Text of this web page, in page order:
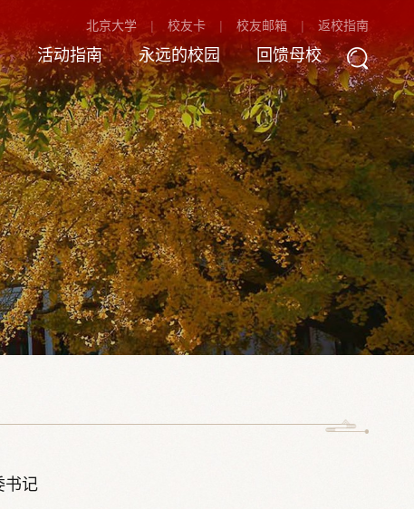
北京大学 校友卡 校友邮箱 返校指南
活动指南 永远的校园 回馈母校
书记